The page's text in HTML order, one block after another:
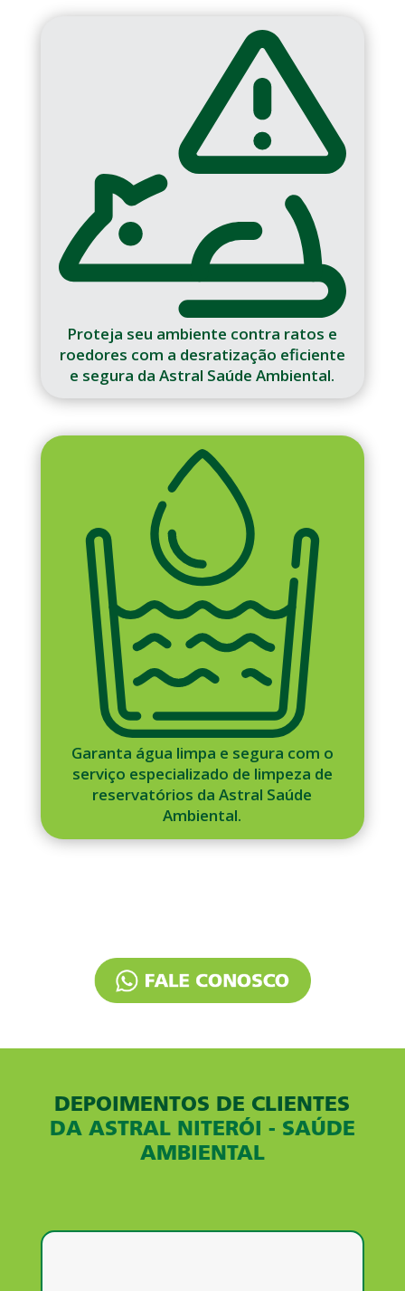
Proteja seu ambiente contra ratos e
roedores com a desratização eficiente
e segura da Astral Saúde Ambiental.
Garanta água limpa e segura com o
serviço especializado de limpeza de
reservatórios da Astral Saúde
Ambiental.
DEPOIMENTOS DE CLIENTES
DA ASTRAL NITERÓI - SAÚDE
AMBIENTAL